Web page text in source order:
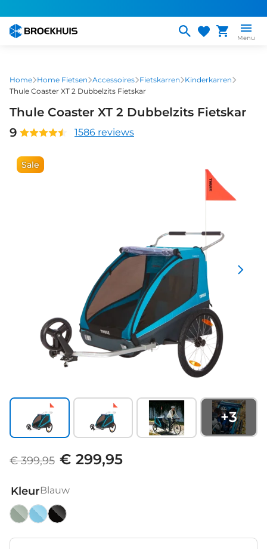
naar
gaan
Menu
Home Home Fietsen Accessoires Fietskarren
Kinderkarren
Thule Coaster XT 2 Dubbelzits Fietskar
Thule Coaster XT 2 Dubbelzits Fietskar
9
1586 reviews
Sale
+3
€ 399,95 € 299,95
KleurBlauw